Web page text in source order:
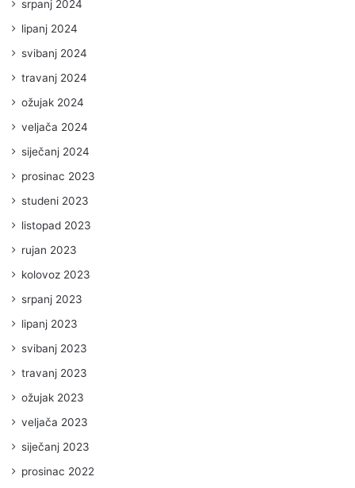
srpanj 2024
lipanj 2024
svibanj 2024
travanj 2024
ožujak 2024
veljača 2024
siječanj 2024
prosinac 2023
studeni 2023
listopad 2023
rujan 2023
kolovoz 2023
srpanj 2023
lipanj 2023
svibanj 2023
travanj 2023
ožujak 2023
veljača 2023
siječanj 2023
prosinac 2022